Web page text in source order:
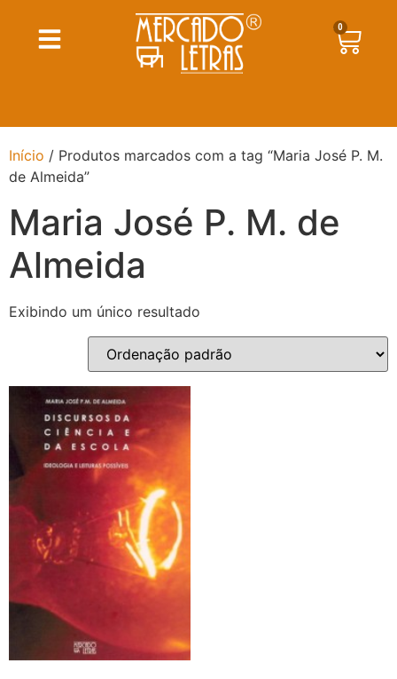
0
Início / Produtos marcados com a tag “Maria José P. M.
de Almeida”
Maria José P. M. de
Almeida
Exibindo um único resultado